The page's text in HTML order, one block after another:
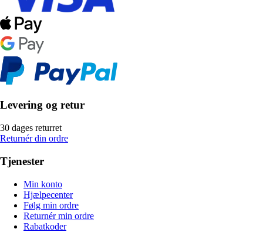
Levering og retur
30 dages returret
Returnér din ordre
Tjenester
Min konto
Hjælpecenter
Følg min ordre
Returnér min ordre
Rabatkoder